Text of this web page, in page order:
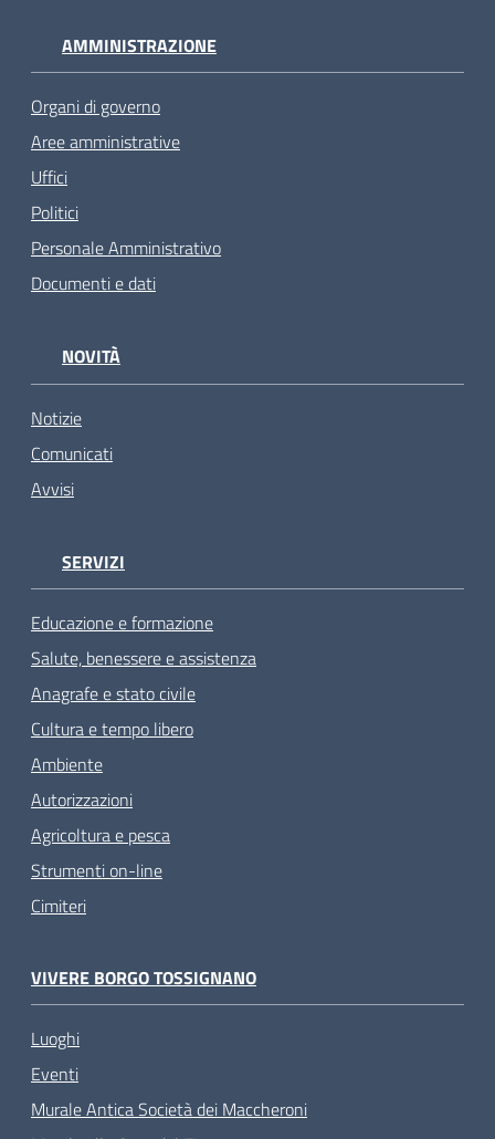
AMMINISTRAZIONE
Organi di governo
Aree amministrative
Uffici
Politici
Personale Amministrativo
Documenti e dati
NOVITÀ
Notizie
Comunicati
Avvisi
SERVIZI
Educazione e formazione
Salute, benessere e assistenza
Anagrafe e stato civile
Cultura e tempo libero
Ambiente
Autorizzazioni
Agricoltura e pesca
Strumenti on-line
Cimiteri
VIVERE BORGO TOSSIGNANO
Luoghi
Eventi
Murale Antica Società dei Maccheroni